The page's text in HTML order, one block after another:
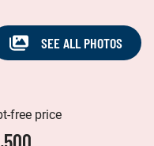
SEE ALL PHOTOS
free price